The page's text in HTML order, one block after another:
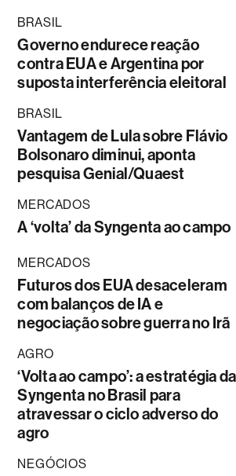
BRASIL
Governo endurece reação
contra EUA e Argentina por
suposta interferência eleitoral
BRASIL
Vantagem de Lula sobre Flávio
Bolsonaro diminui, aponta
pesquisa Genial/Quaest
MERCADOS
A ‘volta’ da Syngenta ao campo
MERCADOS
Futuros dos EUA desaceleram
com balanços de IA e
negociação sobre guerra no Irã
AGRO
‘Volta ao campo’: a estratégia da
Syngenta no Brasil para
atravessar o ciclo adverso do
agro
NEGÓCIOS